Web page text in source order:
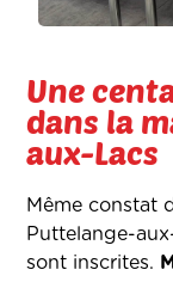
Une
dans la
aux-Lacs
Même constat
Puttelange-
sont inscrites.